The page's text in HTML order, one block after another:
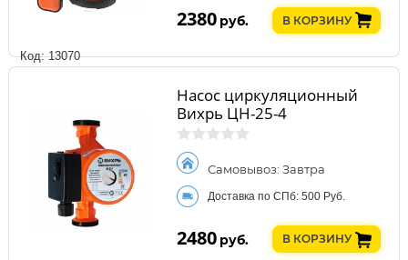
Код: 13070
2380 руб. В КОРЗИНУ
Насос циркуляционный
Вихрь ЦН-25-4
Самовывоз: Завтра
Доставка по СПб: 500 Руб.
2480 руб. В КОРЗИНУ